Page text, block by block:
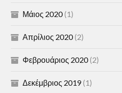
Μάιος 2020 (1)
Απρίλιος 2020 (2)
Φεβρουάριος 2020 (2)
Δεκέμβριος 2019 (1)